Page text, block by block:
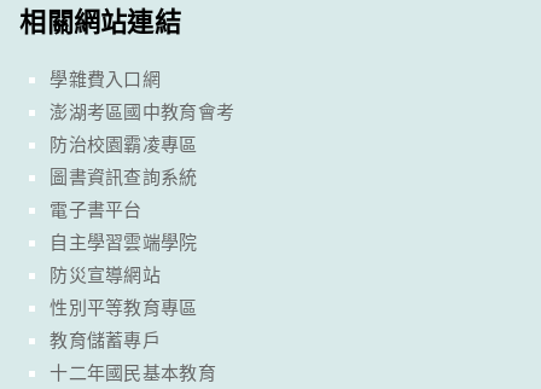
相關網站連結
學雜費入口網
澎湖考區國中教育會考
防治校園霸凌專區
圖書資訊查詢系統
電子書平台
自主學習雲端學院
防災宣導網站
性別平等教育專區
教育儲蓄專戶
十二年國民基本教育